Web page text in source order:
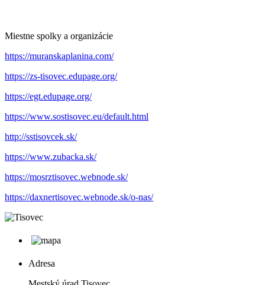
Miestne spolky a organizácie
https://muranskaplanina.com/
https://zs-tisovec.edupage.org/
https://egt.edupage.org/
https://www.sostisovec.eu/default.html
http://sstisovcek.sk/
https://www.zubacka.sk/
https://mosrztisovec.webnode.sk/
https://daxnertisovec.webnode.sk/o-nas/
Adresa